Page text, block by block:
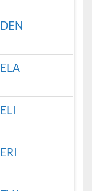
DEN
ELA
ELI
ERI